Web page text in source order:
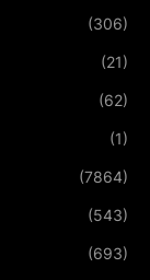
(306)
(21)
(62)
(1)
(7864)
(543)
(693)